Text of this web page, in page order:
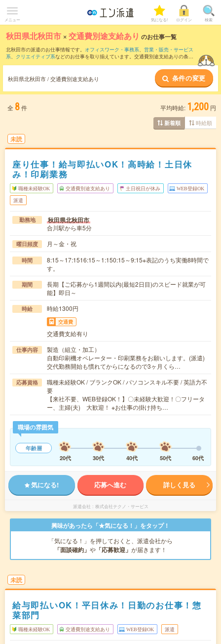
メニュー 気になる! ログイン 検索
秋田県北秋田市 ×交通費別途支給あり のお仕事一覧
北秋田市の派遣のお仕事情報です。 オフィスワーク・事務系、 営業・販売・サービス
系、 クリエイティブ系などのお仕事を取り揃えています。交通費別途支給ありの条件
秋田県北秋田市 / 交通費別途支給あり 条件の変更
全 8件 平均時給: 1,200 円
新着順 時給順
未読
座り仕事！給与即払いOK！高時給！土日休
み！印刷業務
職種未経験OK 交通費別途支給あり 土日祝日が休み WEB登録OK
派遣
勤務地 秋田県北秋田市
合川駅から車5分
曜日頻度 月～金・祝
時間
8:15～17:1516:15～1:150:15～9:15※表記のうち実働8時間で
す。
期間
長期【ご応募から1週間以内(最短2日目)のスピード就業が可
能】即日～
時給 時給1300円
交通費
交通費支給有り
仕事内容
製造（組立・加工）
自動印刷機オペレーター・印刷業務をお願いします。(派遣)
交代勤務開始も慣れてからになるので3ヶ月くら…
応募資格
職種未経験OK / ブランクOK / パソコンスキル不要 / 英語力不
要
【来社不要、WEB登録OK！】〇未経験大歓迎！〇フリータ
ー、主婦(夫) 大歓迎！ ※お仕事の掛け持ち…
職場の雰囲気
年齢層
20代
30代 40代 50代 60代
気になる! 応募へ進む 詳しく見る
派遣会社 株式会社テクノ・サービス
興味があったら「★気になる！」をタップ！
「気になる！」を押しておくと、派遣会社から
「面談確約」 や 「応募歓迎」 が届きます！
未読
給与即払いOK！平日休み！日勤のお仕事！惣
菜部門
職種未経験OK 交通費別途支給あり WEB登録OK 派遣